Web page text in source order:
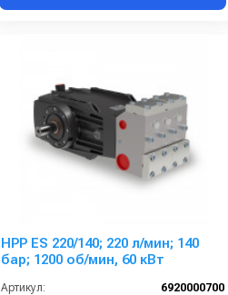
HPP ES 220/140; 220 л/мин; 140
бар; 1200 об/мин, 60 кВт
Артикул:
6920000700